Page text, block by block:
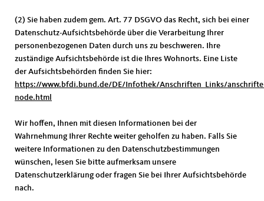
(2) Sie haben zudem gem. Art. 77 DSGVO das Recht, sich bei einer
Datenschutz-Aufsichtsbehörde über die Verarbeitung Ihrer
personenbezogenen Daten durch uns zu beschweren. Ihre
zuständige Aufsichtsbehörde ist die Ihres Wohnorts. Eine Liste
der Aufsichtsbehörden finden Sie hier:
https://www.bfdi.bund.de/DE/Infothek/Anschriften_Links/
node.html
Wir hoffen, Ihnen mit diesen Informationen bei der
Wahrnehmung Ihrer Rechte weiter geholfen zu haben. Falls Sie
weitere Informationen zu den Datenschutzbestimmungen
wünschen, lesen Sie bitte aufmerksam unsere
Datenschutzerklärung oder fragen Sie bei Ihrer Aufsichtsbehörde
nach.